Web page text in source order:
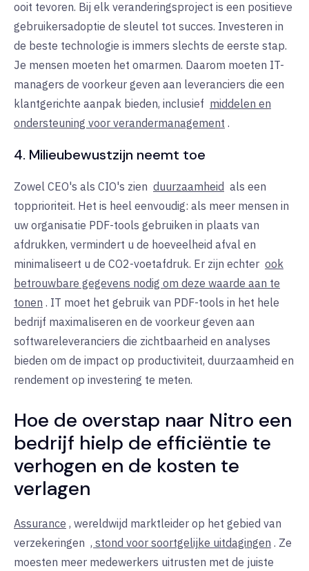
ooit tevoren. Bij elk veranderingsproject is een positieve
gebruikersadoptie de sleutel tot succes. Investeren in
de beste technologie is immers slechts de eerste stap.
Je mensen moeten het omarmen. Daarom moeten IT-
managers de voorkeur geven aan leveranciers die een
klantgerichte aanpak bieden, inclusief middelen en
ondersteuning voor verandermanagement .
4. Milieubewustzijn neemt toe
Zowel CEO's als CIO's zien duurzaamheid als een
topprioriteit. Het is heel eenvoudig: als meer mensen in
uw organisatie PDF-tools gebruiken in plaats van
afdrukken, vermindert u de hoeveelheid afval en
minimaliseert u de CO2-voetafdruk. Er zijn echter ook
betrouwbare gegevens nodig om deze waarde aan te
tonen . IT moet het gebruik van PDF-tools in het hele
bedrijf maximaliseren en de voorkeur geven aan
softwareleveranciers die zichtbaarheid en analyses
bieden om de impact op productiviteit, duurzaamheid en
rendement op investering te meten.
Hoe de overstap naar Nitro een
bedrijf hielp de efficiëntie te
verhogen en de kosten te
verlagen
Assurance , wereldwijd marktleider op het gebied van
verzekeringen , stond voor soortgelijke uitdagingen . Ze
moesten meer medewerkers uitrusten met de juiste